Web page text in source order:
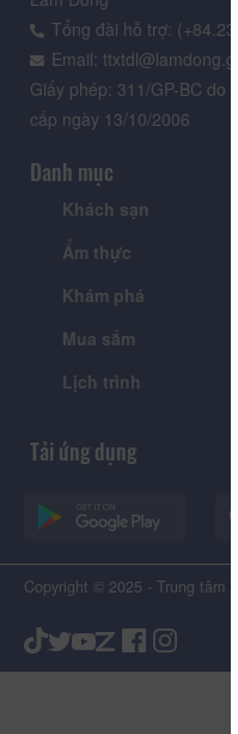
Tổng đài hỗ trợ:
Email:
Giấy phép: 311/GP-BC do
cấp ngày 13/10/2006
Danh mục
Khách sạn
Ẩm thực
Khám phá
Mua sắm
Lịch trình
Tải ứng dụng
Copyright © 2025 - Trung tâm